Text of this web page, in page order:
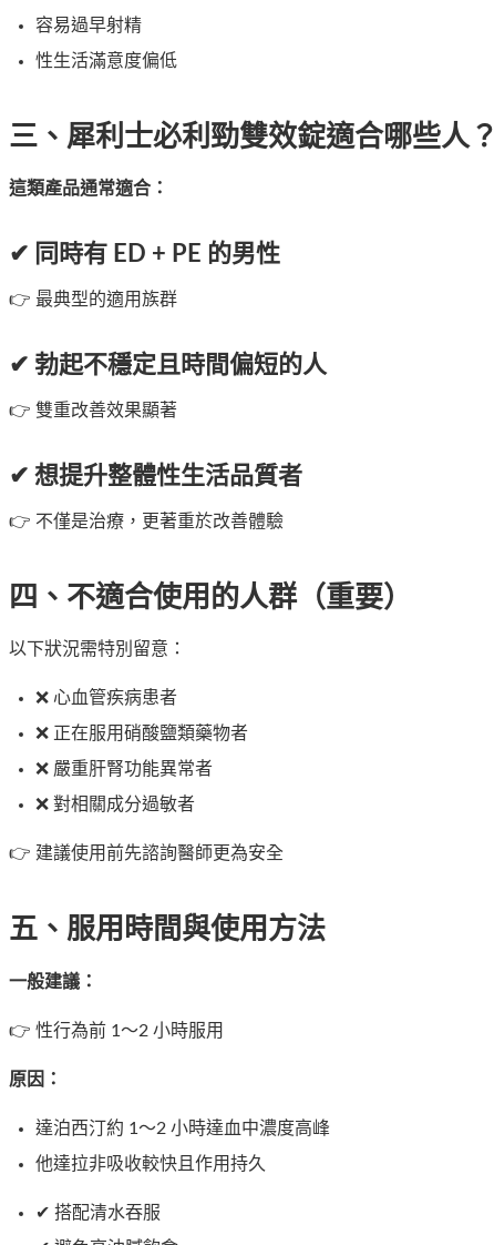
容易過早射精
性生活滿意度偏低
三、犀利士必利勁雙效錠適合哪些人？
這類產品通常適合：
✔ 同時有 ED + PE 的男性
👉 最典型的適用族群
✔ 勃起不穩定且時間偏短的人
👉 雙重改善效果顯著
✔ 想提升整體性生活品質者
👉 不僅是治療，更著重於改善體驗
四、不適合使用的人群（重要）
以下狀況需特別留意：
❌ 心血管疾病患者
❌ 正在服用硝酸鹽類藥物者
❌ 嚴重肝腎功能異常者
❌ 對相關成分過敏者
👉 建議使用前先諮詢醫師更為安全
五、服用時間與使用方法
一般建議：
👉 性行為前 1～2 小時服用
原因：
達泊西汀約 1～2 小時達血中濃度高峰
他達拉非吸收較快且作用持久
✔ 搭配清水吞服